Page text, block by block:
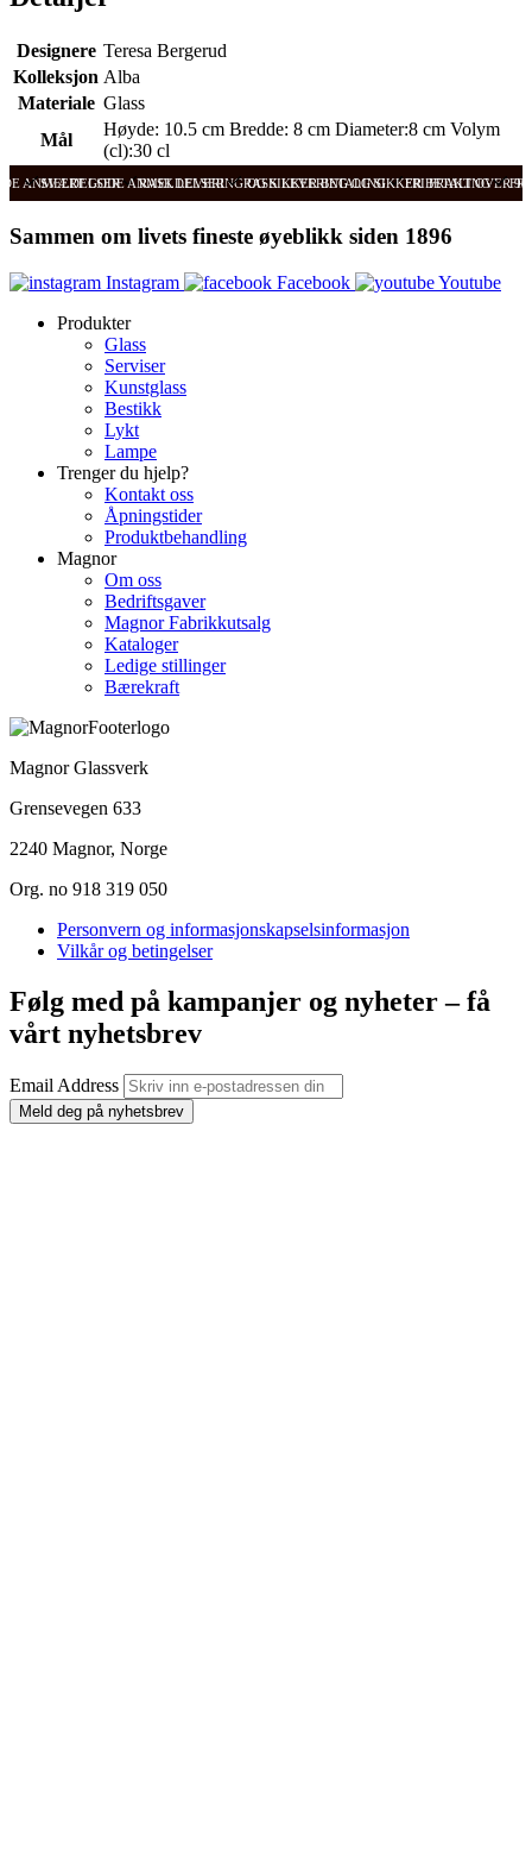
Designere Teresa Bergerud
Kolleksjon Alba
Materiale Glass
Mål
Høyde: 10.5 cm Bredde: 8 cm Diameter:8 cm Volym
(cl):30 cl
ANMELDELSER RASK LEVERING OG SIKKER BETALING FRI FRAKT OVER
SVÆRT GODE ANMELDELSER RASK LEVERING OG SIKKER BETALING
Sammen om livets fineste øyeblikk siden 1896
Instagram Facebook
Youtube
Produkter
Glass
Serviser
Kunstglass
Bestikk
Lykt
Lampe
Trenger du hjelp?
Kontakt oss
Åpningstider
Produktbehandling
Magnor
Om oss
Bedriftsgaver
Magnor Fabrikkutsalg
Kataloger
Ledige stillinger
Bærekraft
Magnor Glassverk
Grensevegen 633
2240 Magnor, Norge
Org. no 918 319 050
Personvern og informasjonskapselsinformasjon
Vilkår og betingelser
Følg med på kampanjer og nyheter – få
vårt nyhetsbrev
Email Address
Meld deg på nyhetsbrev